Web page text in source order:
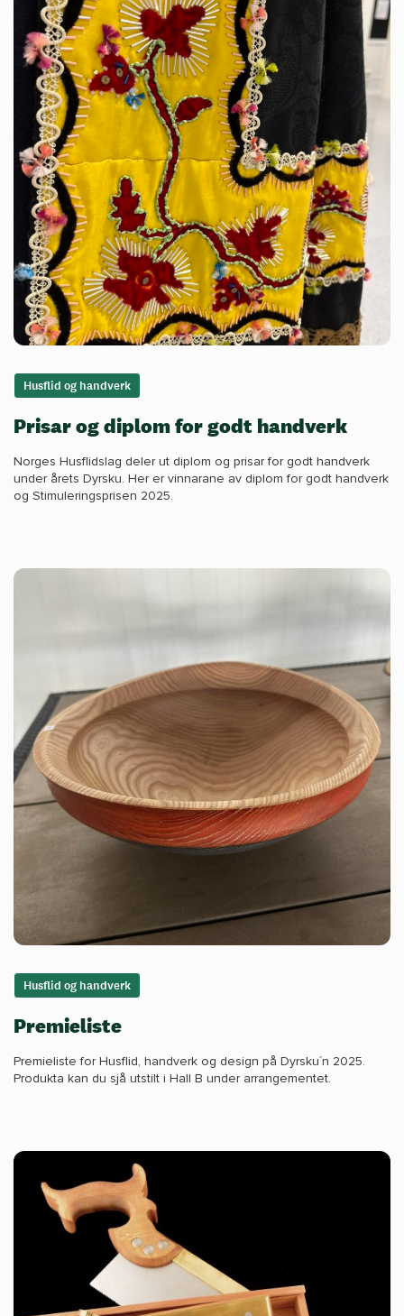
Husflid og handverk
Prisar og diplom for godt handverk
Norges Husflidslag deler ut diplom og prisar for godt handverk
under årets Dyrsku. Her er vinnarane av diplom for godt handverk
og Stimuleringsprisen 2025.
Husflid og handverk
Premieliste
Premieliste for Husflid, handverk og design på Dyrsku´n 2025.
Produkta kan du sjå utstilt i Hall B under arrangementet.